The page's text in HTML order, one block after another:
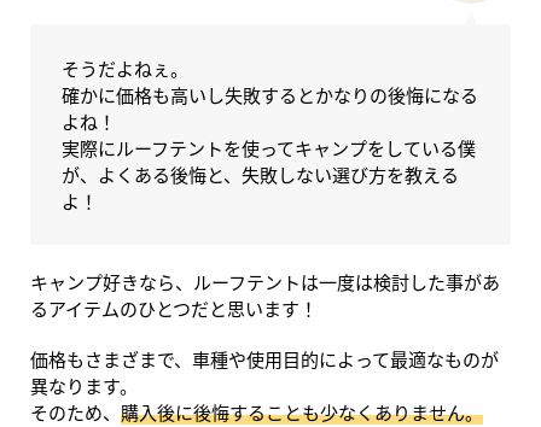
そうだよねぇ。
確かに価格も高いし失敗するとかなりの後悔になる
よね！
実際にルーフテントを使ってキャンプをしている僕
が、よくある後悔と、失敗しない選び方を教える
よ！
キャンプ好きなら、ルーフテントは一度は検討した事があ
るアイテムのひとつだと思います！
価格もさまざまで、車種や使用目的によって最適なものが
異なります。
そのため、 購入後に後悔することも少なくありません。